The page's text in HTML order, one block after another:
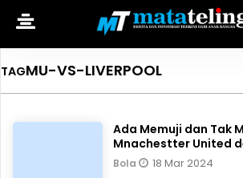
TAGMU-VS-LIVERPOOL
Ada Memuji dan Tak
Mnachestter United
Bola 18 Mar 2024